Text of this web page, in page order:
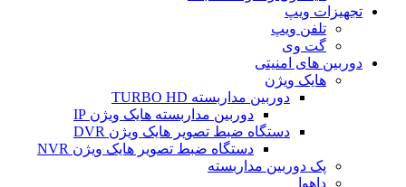
تجهیزات ویپ
تلفن ویپ
گت وی
دوربین های امنیتی
هایک ویژن
دوربین مداربسته TURBO HD
دوربین مداربسته هایک ویژن IP
دستگاه ضبط تصویر هایک ویژن DVR
دستگاه ضبط تصویر هایک ویژن NVR
پک دوربین مداربسته
داهوا